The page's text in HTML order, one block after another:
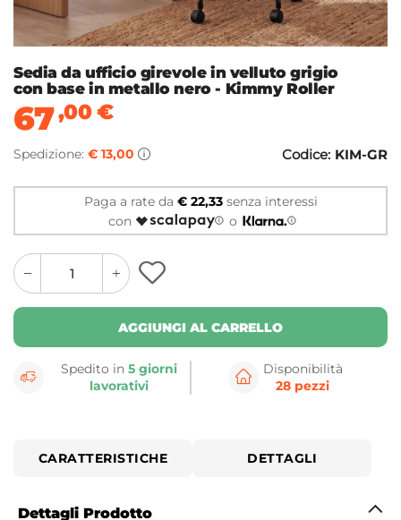
Sedia da ufficio girevole in velluto grigio
con base in metallo nero - Kimmy Roller
67,00€
Spedizione: € 13,00 Codice: KIM-GR
Paga a rate da € 22,33senza interessi
con
o
quantity
button
quantity
minus
button
AGGIUNGI AL CARRELLO
Spedito in5 giorni
lavorativi
Disponibilità
28 pezzi
CARATTERISTICHE DETTAGLI
Dettagli Prodotto